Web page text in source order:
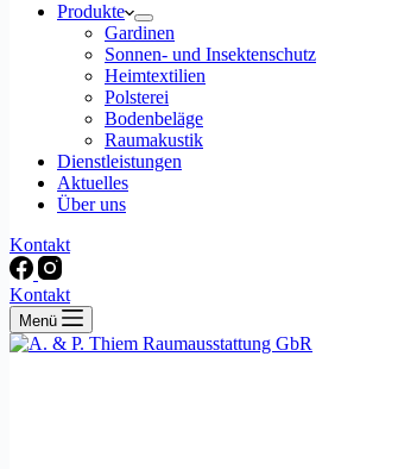
Produkte
Gardinen
Sonnen- und Insektenschutz
Heimtextilien
Polsterei
Bodenbeläge
Raumakustik
Dienstleistungen
Aktuelles
Über uns
Kontakt
Kontakt
Menü